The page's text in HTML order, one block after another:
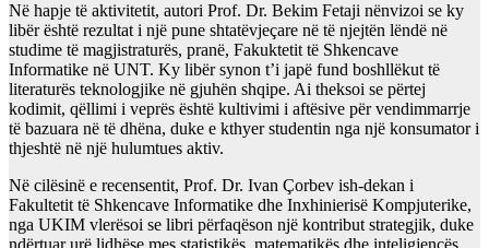
Në hapje të aktivitetit, autori Prof. Dr. Bekim Fetaji nënvizoi se ky
libër është rezultat i një pune shtatëvjeçare në të njejtën lëndë në
studime të magjistraturës, pranë, Fakuktetit të Shkencave
Informatike në UNT. Ky libër synon t’i japë fund boshllëkut të
literaturës teknologjike në gjuhën shqipe. Ai theksoi se përtej
kodimit, qëllimi i veprës është kultivimi i aftësive për vendimmarrje
të bazuara në të dhëna, duke e kthyer studentin nga një konsumator i
thjeshtë në një hulumtues aktiv.
Në cilësinë e recensentit, Prof. Dr. Ivan Çorbev ish-dekan i
Fakultetit të Shkencave Informatike dhe Inxhinierisë Kompjuterike,
nga UKIM vlerësoi se libri përfaqëson një kontribut strategjik, duke
ndërtuar urë lidhëse mes statistikës, matematikës dhe inteligjencës